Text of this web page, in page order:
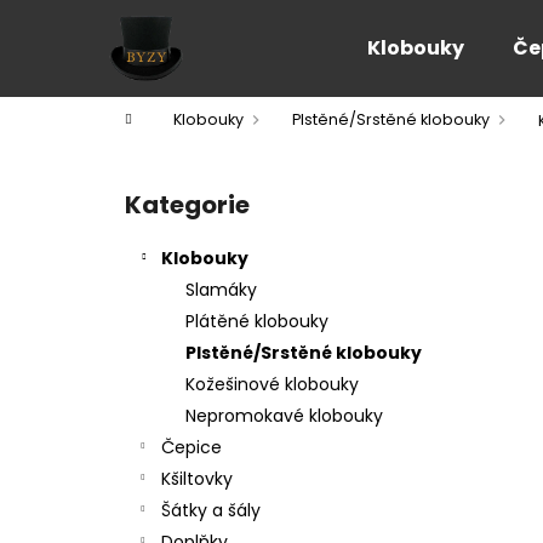
Klobouky
Domů
Klobouky Plstěné/Srstěné klobouky
Přeskočit
kategorie
Kategorie
Klobouky
Slamáky
Plátěné klobouky
Plstěné/Srstěné klobouky
Kožešinové klobouky
Nepromokavé klobouky
Čepice
Kšiltovky
Šátky a šály
í
Zpět
do
Zpět
do